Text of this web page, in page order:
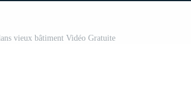
vieux bâtiment Vidéo Gratuite